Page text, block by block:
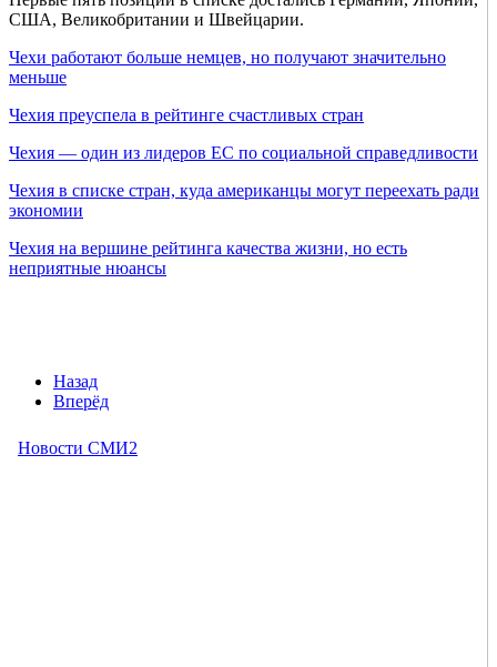
США, Великобритании и Швейцарии.
Чехи работают больше немцев, но получают значительно
меньше
Чехия преуспела в рейтинге счастливых стран
Чехия — один из лидеров ЕС по социальной справедливости
Чехия в списке стран, куда американцы могут переехать ради
экономии
Чехия на вершине рейтинга качества жизни, но есть
неприятные нюансы
Назад
Вперёд